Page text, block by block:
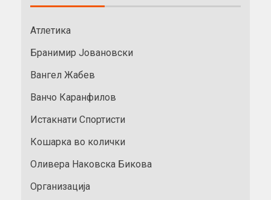
Атлетика
Бранимир Јовановски
Вангел Жабев
Ванчо Каранфилов
Истакнати Спортисти
Кошарка во колички
Оливера Наковска Бикова
Организација